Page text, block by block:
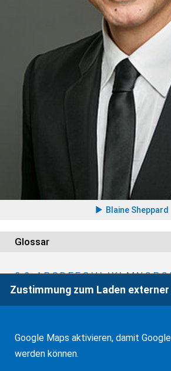
Blaine Sheppard
Glossar
0-9 ABCDEFGHIJKLMNOPQ
Zustimmung zum Laden
Google Maps aktivieren, damit
werden können.